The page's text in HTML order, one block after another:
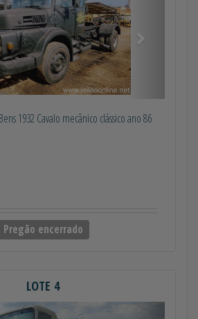
1932 Cavalo mecânico clássico ano 86
Pregão encerrado
LOTE 4